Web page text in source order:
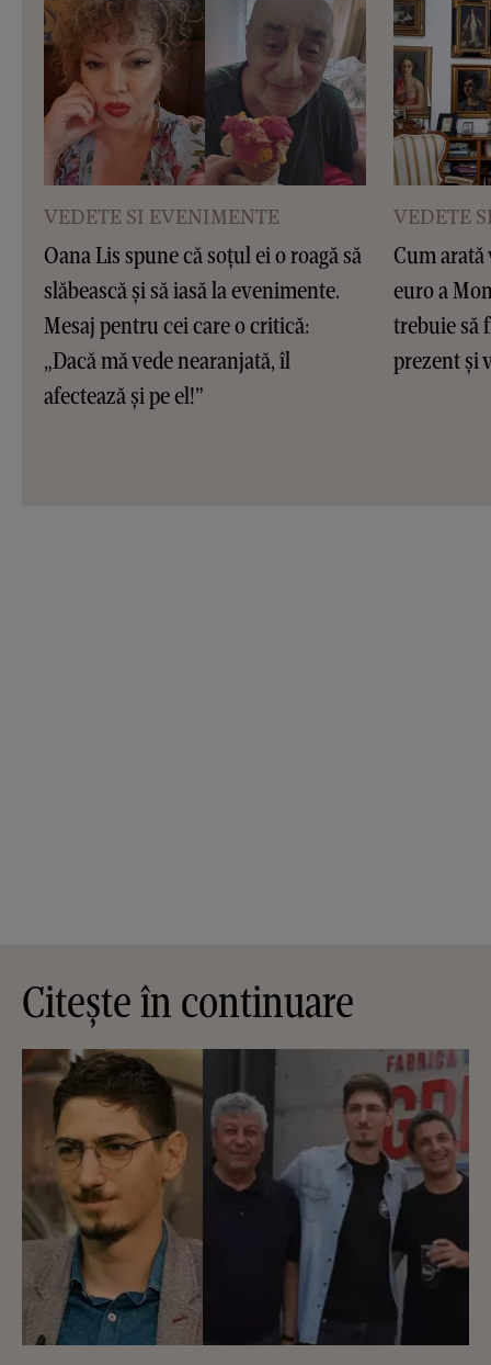
VEDETE SI EVENIMENTE
Oana Lis spune că soțul ei o roagă să
slăbească și să iasă la evenimente.
Mesaj pentru cei care o critică:
„Dacă mă vede nearanjată, îl
afectează și pe el!”
VEDETE
Cum arată
euro a
trebuie să
prezent și
Citește în continuare